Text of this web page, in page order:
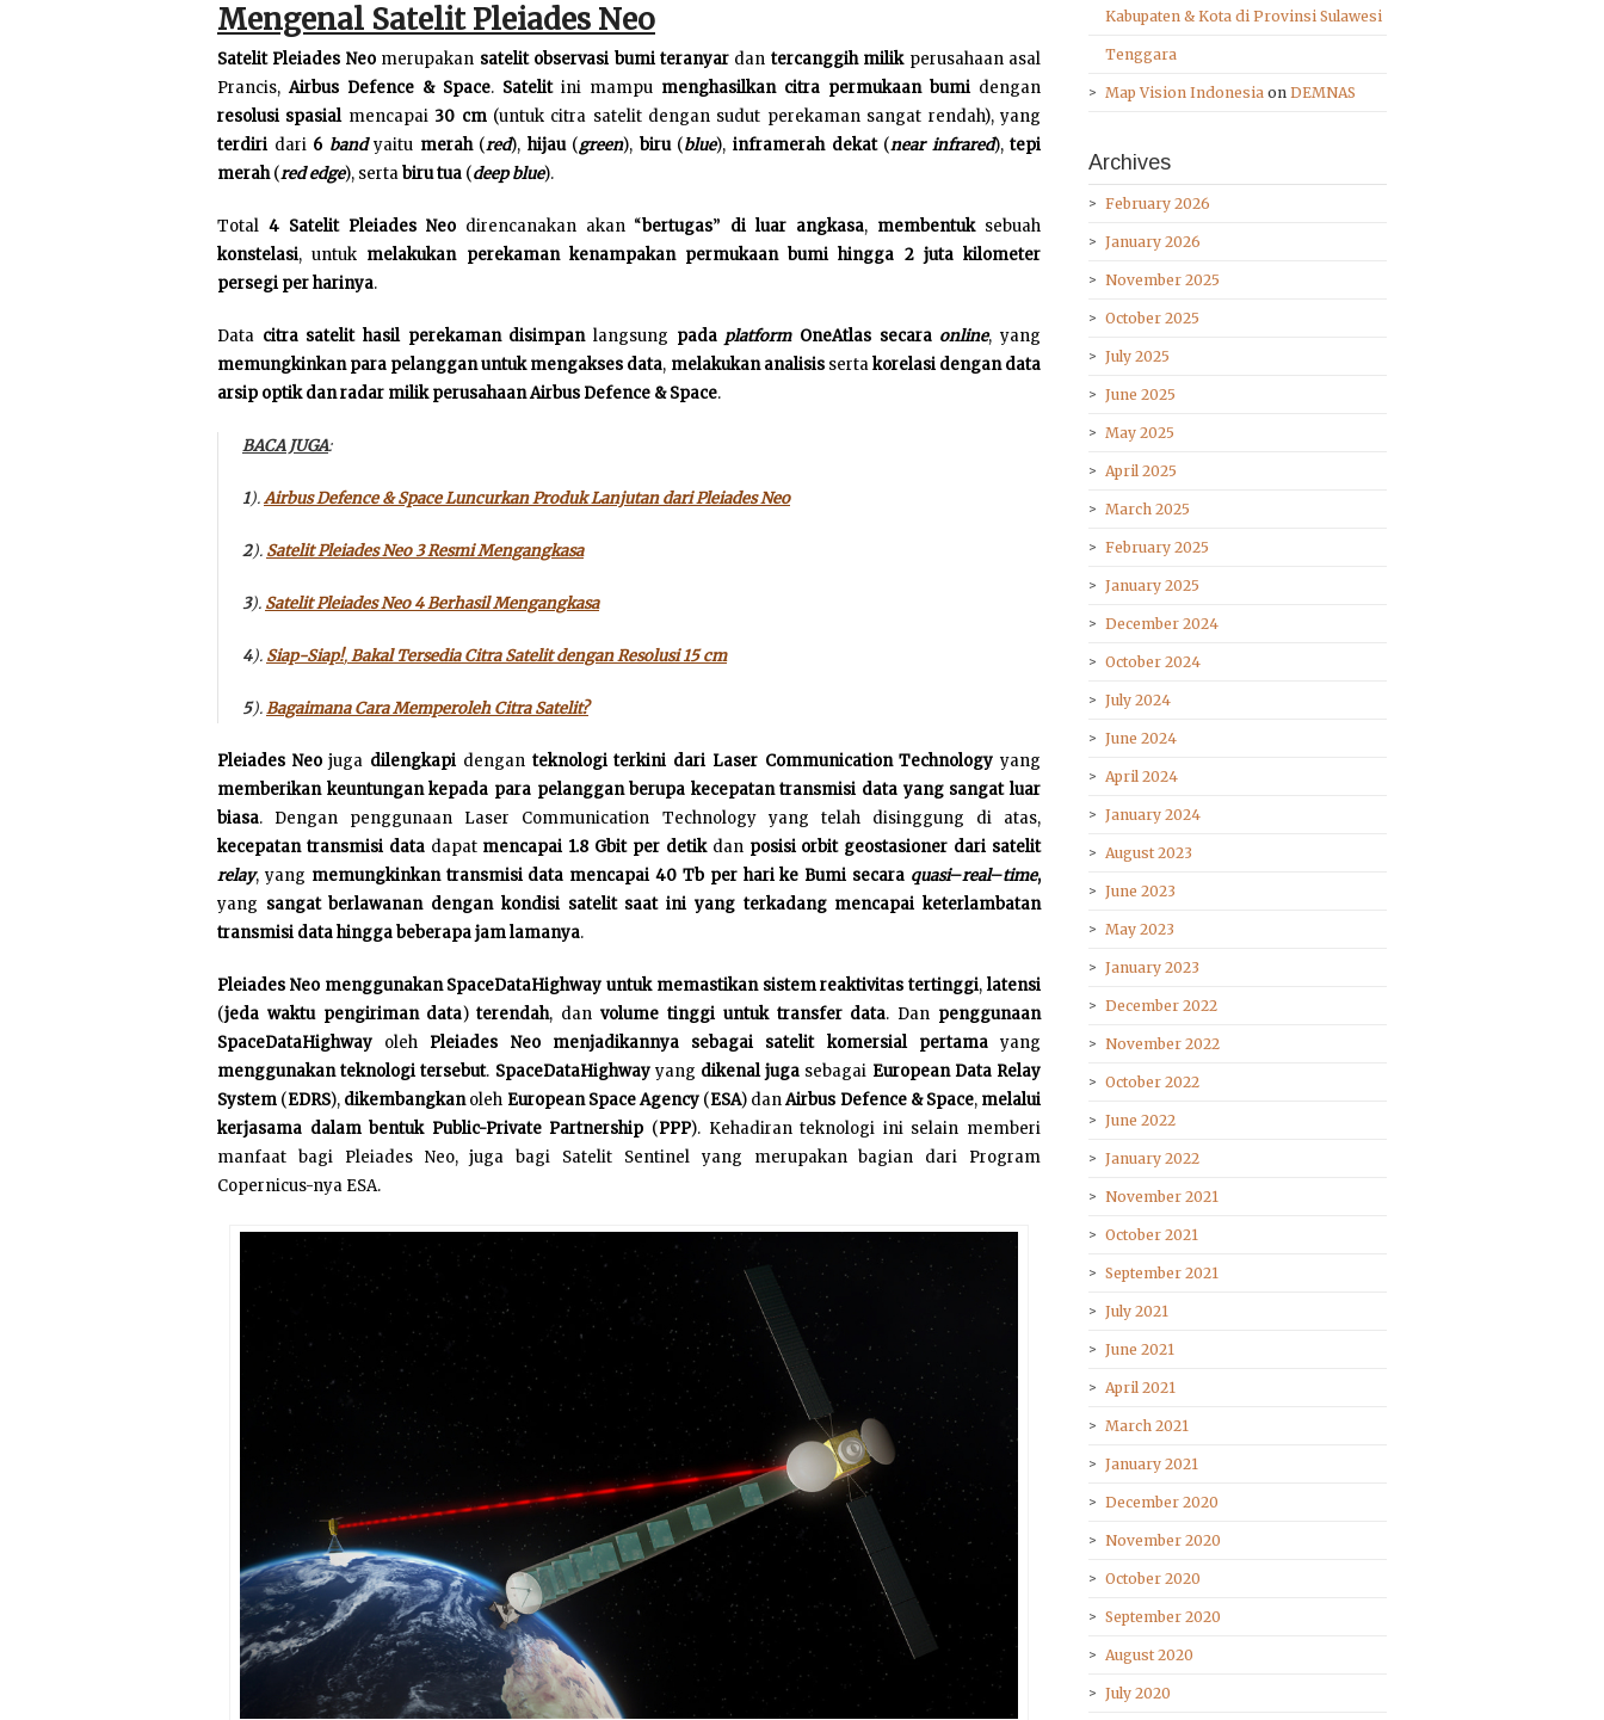
Mengenal Satelit Pleiades Neo
Satelit Pleiades Neomerupakan satelit observasi bumi teranyar dan tercanggih milikperusahaan asal
Prancis, Airbus Defence & Space. Satelit ini mampu menghasilkan citra permukaan bumi dengan
resolusi spasialmencapai 30 cm(untuk citra satelit dengan sudut perekaman sangat rendah), yang
terdiri dari 6 bandyaitu merah(red), hijau(green), biru(blue), inframerah dekat(near infrared),tepi
merah(red edge), sertabiru tua (deep blue).
Total 4 Satelit Pleiades Neodirencanakan akan “bertugas” di luar angkasa, membentuksebuah
konstelasi, untuk melakukan perekaman kenampakan permukaan bumi hingga 2 juta kilometer
persegi per harinya.
Data citra satelit hasil perekaman disimpanlangsung pada platformOneAtlas secara online, yang
memungkinkan para pelanggan untuk mengakses data, melakukan analisissertakorelasi dengan data
arsip optik dan radar milik perusahaan Airbus Defence & Space.
BACA JUGA:
1).Airbus Defence & Space Luncurkan Produk Lanjutan dari Pleiades Neo
2). Satelit Pleiades Neo 3 Resmi Mengangkasa
3). Satelit Pleiades Neo 4 Berhasil Mengangkasa
4). Siap-Siap!,Bakal Tersedia Citra Satelit dengan Resolusi 15 cm
5).Bagaimana Cara Memperoleh Citra Satelit?
Pleiades Neojuga dilengkapi dengan teknologi terkini dari Laser Communication Technology yang
memberikan keuntungan kepada para pelanggan berupa kecepatan transmisi data yang sangat luar
biasa. Dengan penggunaan Laser Communication Technology yang telah disinggung di atas,
kecepatan transmisi datadapat mencapai 1.8 Gbit per detik dan posisi orbit geostasioner dari satelit
relay, yang memungkinkan transmisi data mencapai 40 Tb per hari ke Bumi secara quasi–real–time,
yang sangat berlawanan dengan kondisi satelit saat ini yang terkadang mencapai keterlambatan
transmisi data hingga beberapa jam lamanya.
Pleiades Neo menggunakan SpaceDataHighway untuk memastikan sistem reaktivitas tertinggi,latensi
(jeda waktu pengiriman data)terendah, danvolume tinggi untuk transfer data. Dan penggunaan
SpaceDataHighway oleh Pleiades Neo menjadikannya sebagai satelit komersial pertamayang
menggunakan teknologi tersebut. SpaceDataHighwayyang dikenal juga sebagai European Data Relay
System (EDRS), dikembangkanoleh European Space Agency(ESA) danAirbus Defence & Space, melalui
kerjasama dalam bentuk Public-Private Partnership (PPP). Kehadiran teknologi ini selain memberi
manfaat bagi Pleiades Neo, juga bagi Satelit Sentinel yang merupakan bagian dari Program
Copernicus-nya ESA.
Kabupaten & Kota di Provinsi Sulawesi
Tenggara
Map Vision Indonesia on DEMNAS
Archives
February 2026
January 2026
November 2025
October 2025
July 2025
June 2025
May 2025
April 2025
March 2025
February 2025
January 2025
December 2024
October 2024
July 2024
June 2024
April 2024
January 2024
August 2023
June 2023
May 2023
January 2023
December 2022
November 2022
October 2022
June 2022
January 2022
November 2021
October 2021
September 2021
July 2021
June 2021
April 2021
March 2021
January 2021
December 2020
November 2020
October 2020
September 2020
August 2020
July 2020